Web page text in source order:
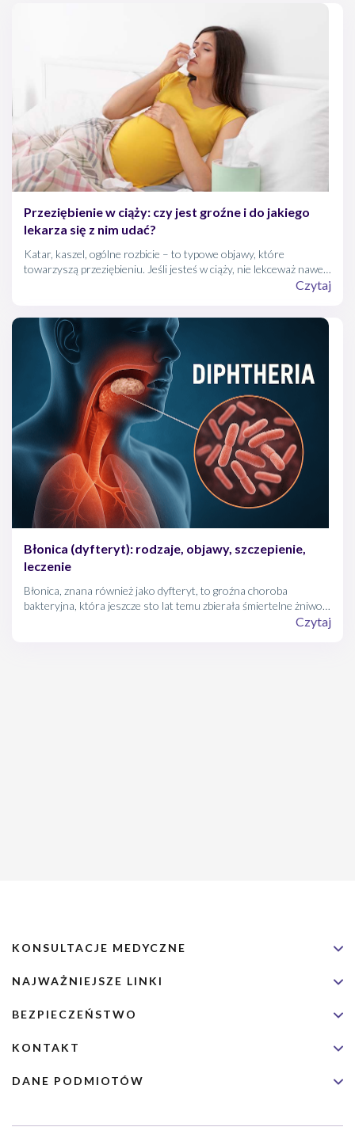
Przeziębienie w ciąży: czy jest groźne i do jakiego
lekarza się z nim udać?
Katar, kaszel, ogólne rozbicie – to typowe objawy, które
towarzyszą przeziębieniu. Jeśli jesteś w ciąży, nie lekceważ nawet
niewielkich dolegliwości. Ale czy przeziębienie w ciąży oznacza, że
Czytaj
Błonica (dyfteryt): rodzaje, objawy, szczepienie,
leczenie
Błonica, znana również jako dyfteryt, to groźna choroba
bakteryjna, która jeszcze sto lat temu zbierała śmiertelne żniwo
wśród dzieci i dorosłych. Dziś, dzięki powszechnym szczepieniom,
Czytaj
KONSULTACJE MEDYCZNE
NAJWAŻNIEJSZE LINKI
BEZPIECZEŃSTWO
KONTAKT
DANE PODMIOTÓW